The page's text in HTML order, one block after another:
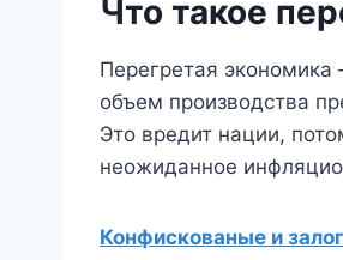
Что такое
Перегретая экономика
объем производства
Это вредит нации,
неожиданное
Конфискованые и